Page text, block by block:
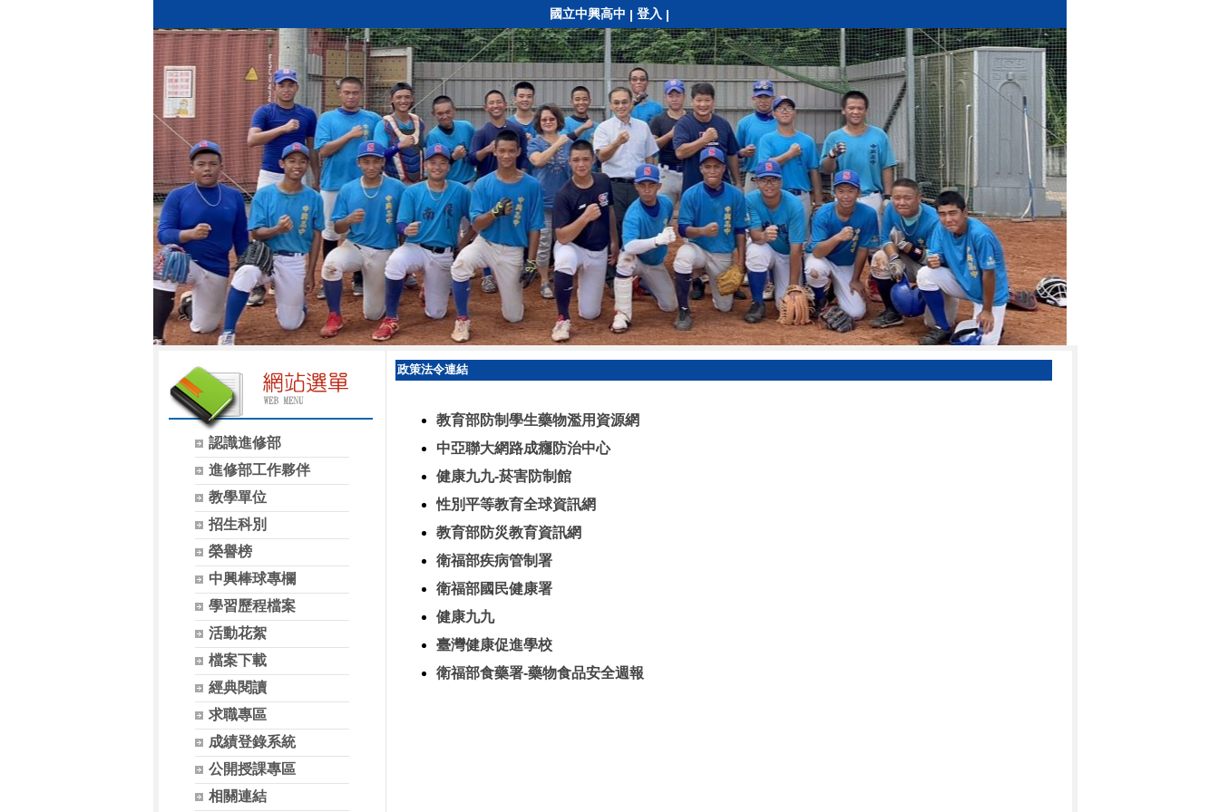
國立中興高中 | 登入 |
認識進修部
進修部工作夥伴
教學單位
招生科別
榮譽榜
中興棒球專欄
學習歷程檔案
活動花絮
檔案下載
經典閱讀
求職專區
成績登錄系統
公開授課專區
相關連結
政策法令連結
教育部防制學生藥物濫用資源網
中亞聯大網路成癮防治中心
健康九九-菸害防制館
性別平等教育全球資訊網
教育部防災教育資訊網
衛福部疾病管制署
衛福部國民健康署
健康九九
臺灣健康促進學校
衛福部食藥署-藥物食品安全週報